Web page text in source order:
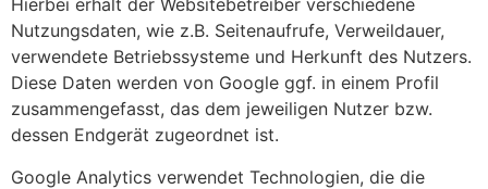
Hierbei erhält der Websitebetreiber verschiedene
Nutzungsdaten, wie z.B. Seitenaufrufe, Verweildauer,
verwendete Betriebssysteme und Herkunft des Nutzers.
Diese Daten werden von Google ggf. in einem Profil
zusammengefasst, das dem jeweiligen Nutzer bzw.
dessen Endgerät zugeordnet ist.
Google Analytics verwendet Technologien, die die